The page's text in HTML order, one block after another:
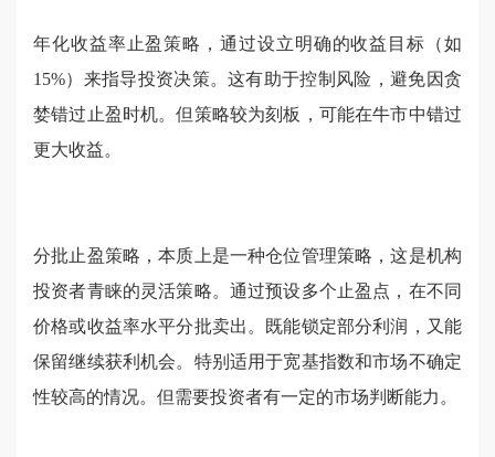
年化收益率止盈策略，通过设立明确的收益目标（如
15%）来指导投资决策。这有助于控制风险，避免因贪
婪错过止盈时机。但策略较为刻板，可能在牛市中错过
更大收益。
分批止盈策略，本质上是一种仓位管理策略，这是机构
投资者青睐的灵活策略。通过预设多个止盈点，在不同
价格或收益率水平分批卖出。既能锁定部分利润，又能
保留继续获利机会。特别适用于宽基指数和市场不确定
性较高的情况。但需要投资者有一定的市场判断能力。